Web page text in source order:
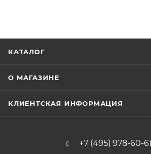
КАТАЛОГ
О МАГАЗИНЕ
КЛИЕНТСКАЯ ИНФОРМАЦИЯ
+7 (495) 978-60-61